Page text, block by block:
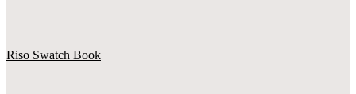
Riso Swatch Book